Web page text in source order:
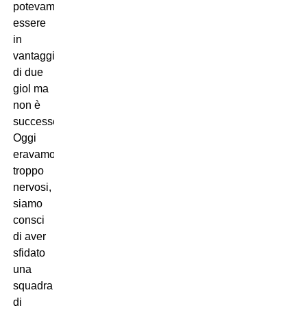
potevamo
essere
in
vantaggio
di due
giol ma
non è
successo.
Oggi
eravamo
troppo
nervosi,
siamo
consci
di aver
sfidato
una
squadra
di